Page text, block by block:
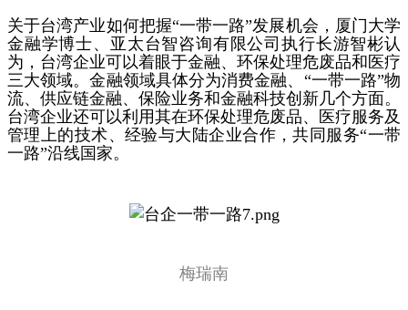
关于台湾产业如何把握“一带一路”发展机会，厦门大学
金融学博士、亚太台智咨询有限公司执行长游智彬认
为，台湾企业可以着眼于金融、环保处理危废品和医疗
三大领域。金融领域具体分为消费金融、“一带一路”物
流、供应链金融、保险业务和金融科技创新几个方面。
台湾企业还可以利用其在环保处理危废品、医疗服务及
管理上的技术、经验与大陆企业合作，共同服务“一带
一路”沿线国家。
梅瑞南